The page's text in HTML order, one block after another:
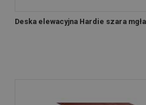
Deska elewacyjna Hardie szara